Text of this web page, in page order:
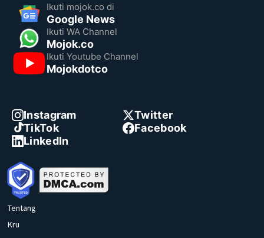
Ikuti mojok.co di
Google News
Ikuti WA Channel
Mojok.co
Ikuti Youtube Channel
Mojokdotco
Instagram
Twitter
TikTok
Facebook
LinkedIn
Tentang
Kru